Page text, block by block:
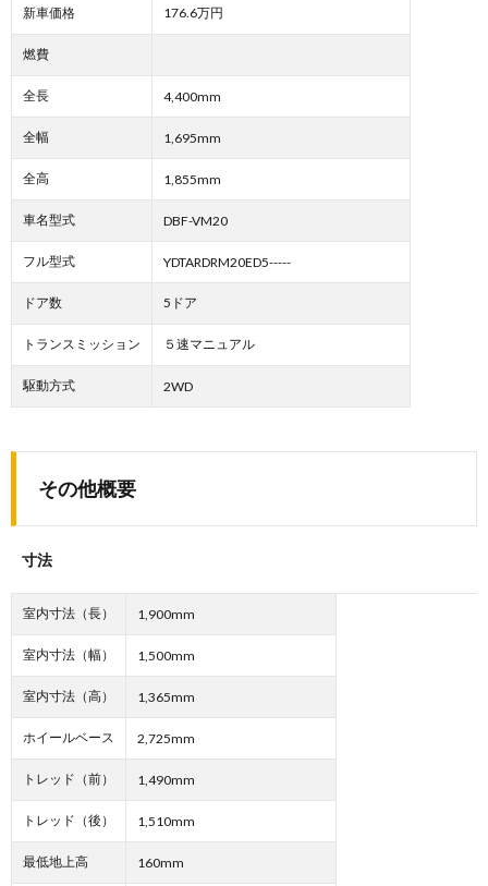
新車価格 176.6万円
燃費
全長 4,400mm
全幅 1,695mm
全高 1,855mm
車名型式 DBF-VM20
フル型式 YDTARDRM20ED5-----
ドア数 5ドア
トランスミッション ５速マニュアル
駆動方式 2WD
その他概要
寸法
室内寸法（長） 1,900mm
室内寸法（幅） 1,500mm
室内寸法（高） 1,365mm
ホイールベース 2,725mm
トレッド（前） 1,490mm
トレッド（後） 1,510mm
最低地上高 160mm